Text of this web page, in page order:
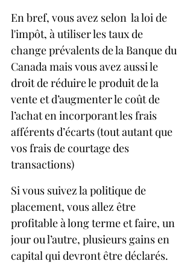
En bref, vous avez selon  la loi de
l'impôt, à utiliser les taux de
change prévalents de la Banque du
Canada mais vous avez aussi le
droit de réduire le produit de la
vente et d’augmenter le coût de
l’achat en incorporant les frais
afférents d’écarts (tout autant que
vos frais de courtage des
transactions)
Si vous suivez la politique de
placement, vous allez être
profitable à long terme et faire, un
jour ou l’autre, plusieurs gains en
capital qui devront être déclarés.